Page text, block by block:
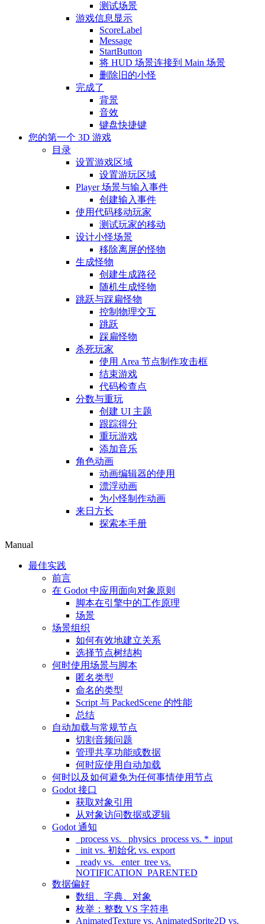
测试场景
游戏信息显示
ScoreLabel
Message
StartButton
将 HUD 场景连接到 Main 场景
删除旧的小怪
完成了
背景
音效
键盘快捷键
您的第一个 3D 游戏
目录
设置游戏区域
设置游玩区域
Player 场景与输入事件
创建输入事件
使用代码移动玩家
测试玩家的移动
设计小怪场景
移除离屏的怪物
生成怪物
创建生成路径
随机生成怪物
跳跃与踩扁怪物
控制物理交互
跳跃
踩扁怪物
杀死玩家
使用 Area 节点制作攻击框
结束游戏
代码检查点
分数与重玩
创建 UI 主题
跟踪得分
重玩游戏
添加音乐
角色动画
动画编辑器的使用
漂浮动画
为小怪制作动画
来日方长
探索本手册
Manual
最佳实践
前言
在 Godot 中应用面向对象原则
脚本在引擎中的工作原理
场景
场景组织
如何有效地建立关系
选择节点树结构
何时使用场景与脚本
匿名类型
命名的类型
Script 与 PackedScene 的性能
总结
自动加载与常规节点
切割音频问题
管理共享功能或数据
何时应使用自动加载
何时以及如何避免为任何事情使用节点
Godot 接口
获取对象引用
从对象访问数据或逻辑
Godot 通知
_process vs. _physics_process vs. *_input
_init vs. 初始化 vs. export
_ready vs. _enter_tree vs.
NOTIFICATION_PARENTED
数据偏好
数组、字典、对象
枚举：整数 VS 字符串
AnimatedTexture vs. AnimatedSprite2D vs.